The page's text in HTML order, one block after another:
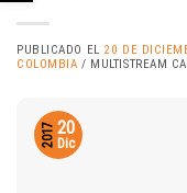
PUBLICADO EL 20 DE
COLOMBIA / MULTISTREAM
20
Dic
2017